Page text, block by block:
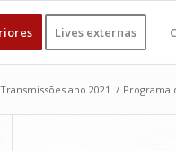
Lives externas
Transmissões ano 2021 / Programa